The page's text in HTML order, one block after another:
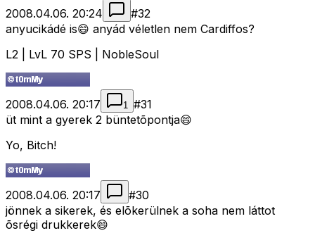
2008.04.06. 20:24 #32
anyucikádé is😄 anyád véletlen nem Cardiffos?
L2 | LvL 70 SPS | NobleSoul
2008.04.06. 20:17 1 #31
üt mint a gyerek 2 büntetõpontja😄
Yo, Bitch!
2008.04.06. 20:17 #30
jönnek a sikerek, és elõkerülnek a soha nem láttot
õsrégi drukkerek😄